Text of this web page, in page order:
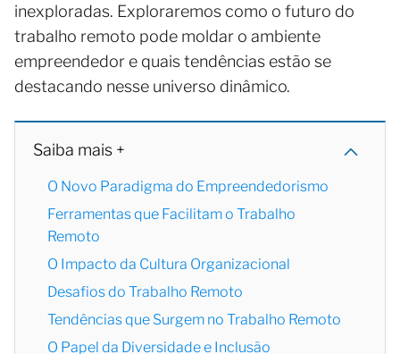
inexploradas. Exploraremos como o futuro do
trabalho remoto pode moldar o ambiente
empreendedor e quais tendências estão se
destacando nesse universo dinâmico.
Saiba mais +
O Novo Paradigma do Empreendedorismo
Ferramentas que Facilitam o Trabalho
Remoto
O Impacto da Cultura Organizacional
Desafios do Trabalho Remoto
Tendências que Surgem no Trabalho Remoto
O Papel da Diversidade e Inclusão